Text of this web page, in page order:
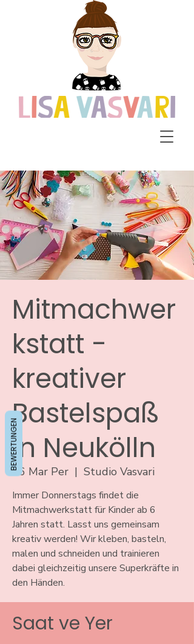
Mitmachwer
kstatt -
kreativer
Bastelspaß
in Neukölln
06 Mar Per
  |
Studio Vasvari
Immer Donnerstags findet die
Mitmachwerkstatt für Kinder ab 6
Jahren statt. Lasst uns gemeinsam
kreativ werden! Wir kleben, basteln,
malen und schneiden und trainieren
dabei gleichzeitig unsere Superkräfte in
den Händen.
Saat ve Yer
BEWERTUNGEN